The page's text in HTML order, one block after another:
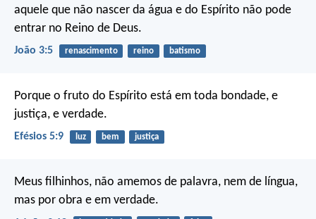
aquele que não nascer da água e do Espírito não pode
entrar no Reino de Deus.
João 3:5 renascimento reino batismo
Porque o fruto do Espírito está em toda bondade, e
justiça, e verdade.
Efésios 5:9 luz bem justiça
Meus filhinhos, não amemos de palavra, nem de língua,
mas por obra e em verdade.